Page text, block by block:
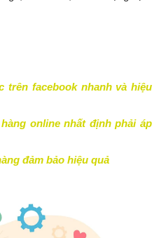
trên facebook nhanh và hiệu
online nhất định phải áp
đảm bảo hiệu quả